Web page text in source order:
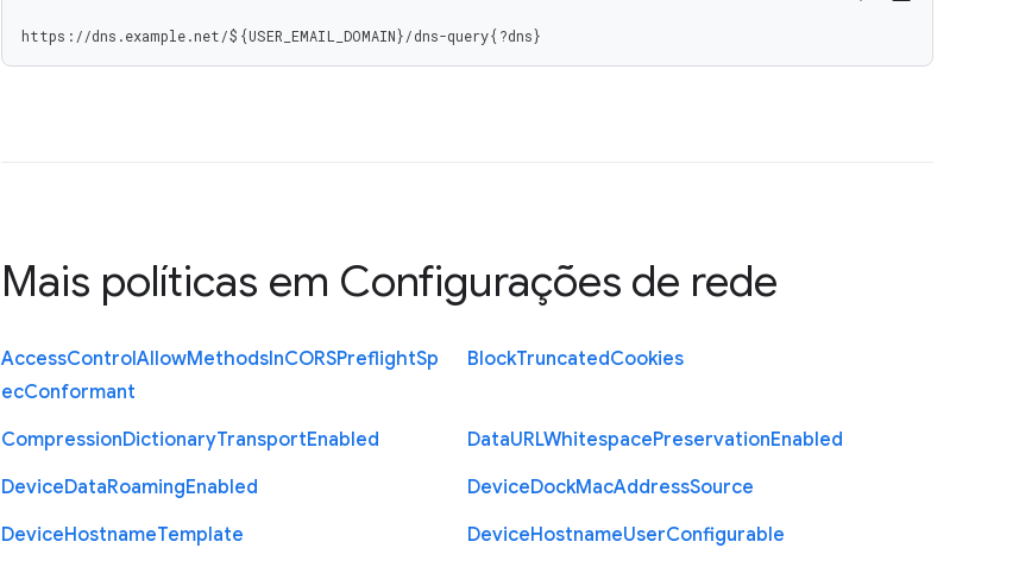
https://dns.example.net/${USER_EMAIL_DOMAIN}/dns-query{?dns}
Mais políticas em Configurações de rede
AccessControlAllowMethodsInCORSPreflightSp
ecConformant
BlockTruncatedCookies
CompressionDictionaryTransportEnabled DataURLWhitespacePreservationEnabled
DeviceDataRoamingEnabled DeviceDockMacAddressSource
DeviceHostnameTemplate DeviceHostnameUserConfigurable